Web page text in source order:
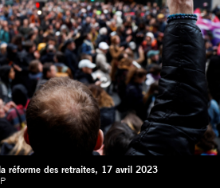
réforme des retraites, 17 avril 2023